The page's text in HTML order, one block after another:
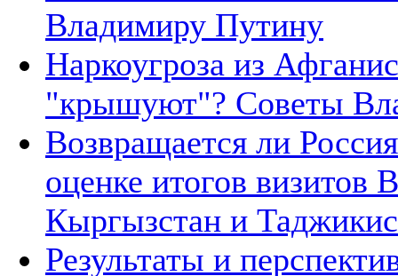
Владимиру Путину
Наркоугроза из
"крышуют"? Советы
Возвращается ли
оценке итогов визитов
Кыргызстан и
Результаты и